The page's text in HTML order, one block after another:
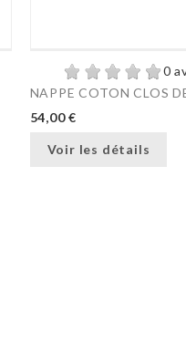
0
NAPPE COTON CLOS
54,00 €
Voir les détails